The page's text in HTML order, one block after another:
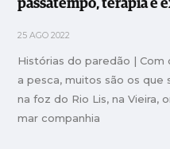
passatempo, terapia e
25 AGO 2022
Histórias do paredão | Com
a pesca, muitos são os
na foz do Rio Lis, na Vieira,
mar companhia